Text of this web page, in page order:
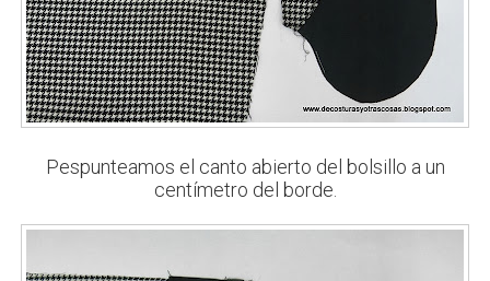
Pespunteamos el canto abierto del bolsillo a un
centímetro del borde.